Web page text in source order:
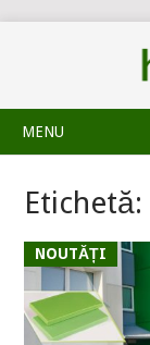
MENU
Etichetă:
NOUTĂȚI